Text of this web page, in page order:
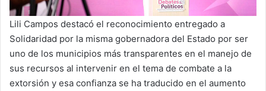
Lili Campos destacó el reconocimiento entregado a
Solidaridad por la misma gobernadora del Estado por ser
uno de los municipios más transparentes en el manejo de
sus recursos al intervenir en el tema de combate a la
extorsión y esa confianza se ha traducido en el aumento